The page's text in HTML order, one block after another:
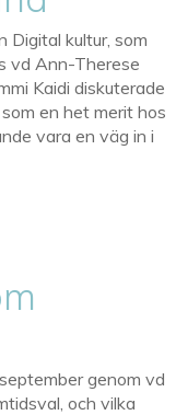
Digital kultur, som
vd Ann-Therese
Kaidi diskuterade
en het merit hos
vara en väg in i
genom vd
och vilka